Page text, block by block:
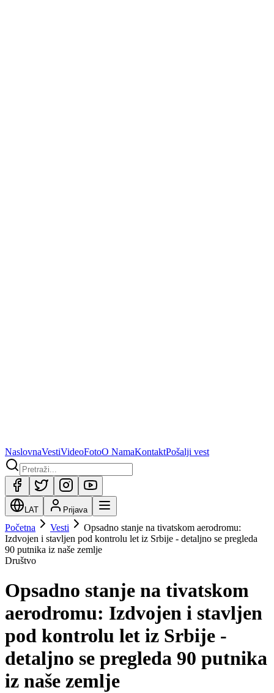
NaslovnaVestiVideoFotoO NamaKontaktPošalji vest
LAT Prijava
Početna Vesti
Opsadno stanje na tivatskom aerodromu:
Izdvojen i stavljen pod kontrolu let iz Srbije - detaljno se pregleda
90 putnika iz naše zemlje
Društvo
Opsadno stanje na tivatskom
aerodromu: Izdvojen i stavljen
pod kontrolu let iz Srbije -
detaljno se pregleda 90 putnika
iz naše zemlje